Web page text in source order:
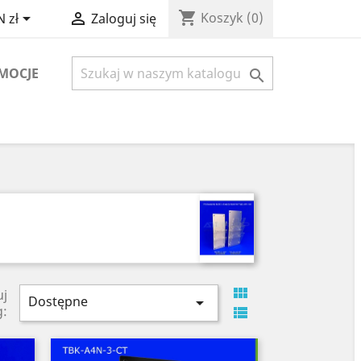
zł  Zaloguj się shopping_cart Koszyk (0)

Dostępne 

